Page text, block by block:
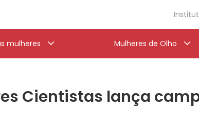
mulheres Mulheres de Olho
Cientistas lança